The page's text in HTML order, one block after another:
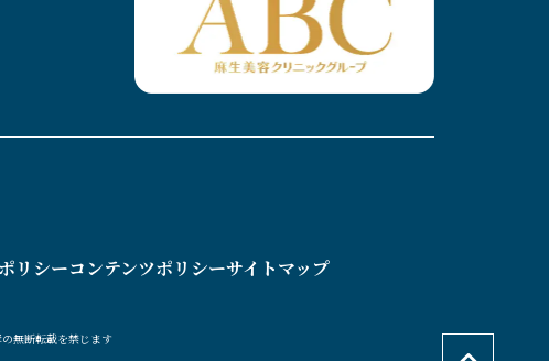
リシーコンテンツポリシーサイトマップ
無断転載を禁じます